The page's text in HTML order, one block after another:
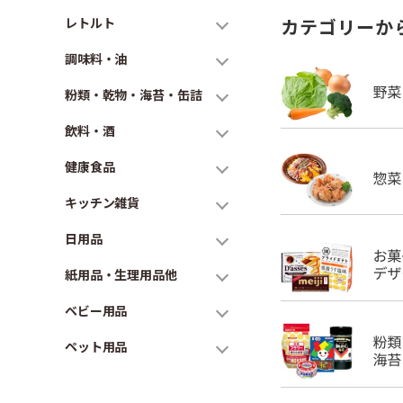
レトルト
調味料・油
粉類・乾物・海苔・缶詰
飲料・酒
健康食品
キッチン雑貨
日用品
紙用品・生理用品他
ベビー用品
ペット用品
カテゴリーか